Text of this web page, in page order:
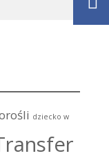
dziecko w